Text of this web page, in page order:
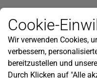
Newsletter
Infos zu neuen Produkten,
unserem Newsletter!
Jetzt anmelden
Cookie-
Wir verwenden Cookies,
verbessern,
bereitzustellen und
Durch Klicken auf "Alle